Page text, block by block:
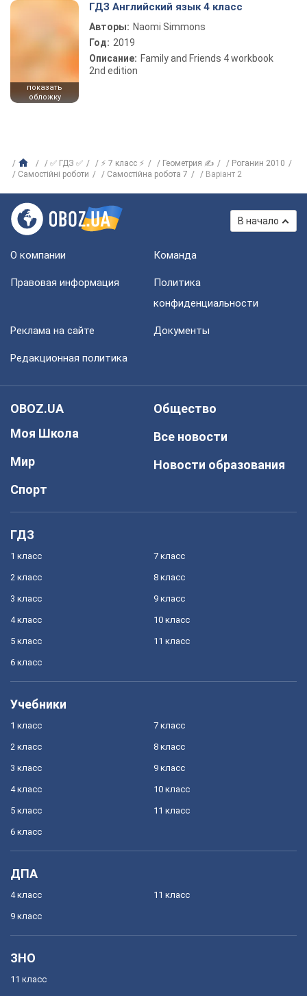
показать
обложку
ГДЗ Английский язык 4 класс
Авторы: Naomi Simmons
Год: 2019
Описание: Family and Friends 4 workbook
2nd edition
✅ ГДЗ ✅ ⚡ 7 класс ⚡ Геометрия ✍
Роганин 2010
Самостійні роботи
Самостійна робота 7 Варіант 2
В начало
О компании Команда
Правовая информация
Политика
конфиденциальности
Реклама на сайте Документы
Редакционная политика
OBOZ.UA
Моя Школа
Мир
Спорт
Общество
Все новости
Новости образования
ГДЗ
1 класс
2 класс
3 класс
4 класс
5 класс
6 класс
7 класс
8 класс
9 класс
10 класс
11 класс
Учебники
1 класс
2 класс
3 класс
4 класс
5 класс
6 класс
7 класс
8 класс
9 класс
10 класс
11 класс
ДПА
4 класс
9 класс
11 класс
ЗНО
11 класс